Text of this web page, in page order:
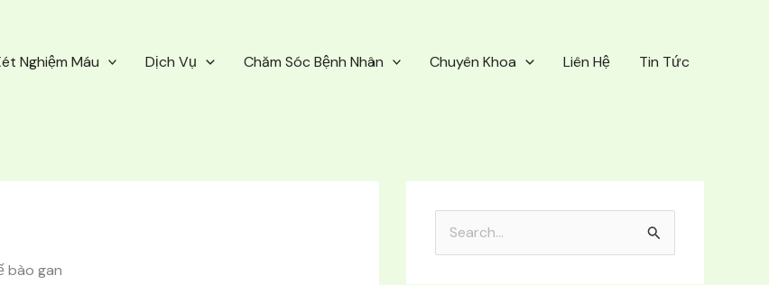
Nghiệm Máu Dịch Vụ Chăm Sóc Bệnh Nhân Chuyên Khoa Liên Hệ Tin Tức